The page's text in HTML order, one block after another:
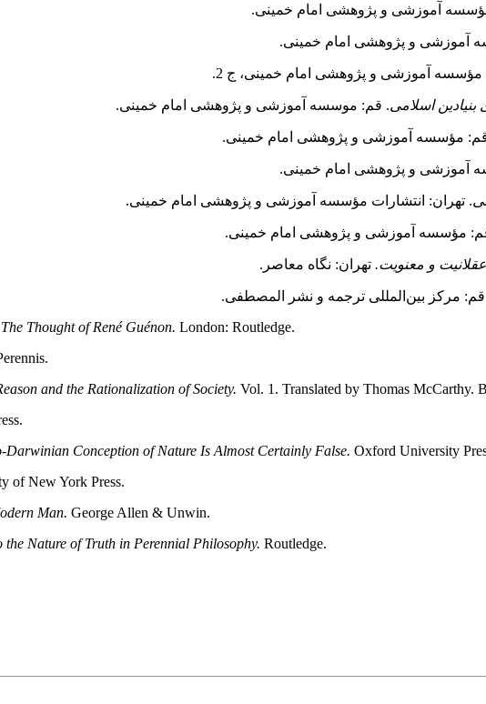
آموزشی و پژوهشی امام خمینی.
آموزشی و پژوهشی امام خمینی.
آموزشی و پژوهشی امام خمینی، ج 2.
بنیادین اسلامی. قم: موسسه آموزشی و پژوهشی امام خمینی.
مؤسسه آموزشی و پژوهشی امام خمینی.
آموزشی و پژوهشی امام خمینی.
. تهران: انتشارات مؤسسه آموزشی و پژوهشی امام خمینی.
مؤسسه آموزشی و پژوهشی امام خمینی.
و معنویت. تهران: نگاه معاصر.
قم: مرکز بین‌المللی ترجمه و نشر المصطفی.
Thought of René Guénon. London: Routledge.
and the Rationalization of Society. Vol. 1. Translated by Thomas McCarthy.
Conception of Nature Is Almost Certainly False. Oxford University
of New York Press.
Man. George Allen & Unwin.
Nature of Truth in Perennial Philosophy. Routledge.